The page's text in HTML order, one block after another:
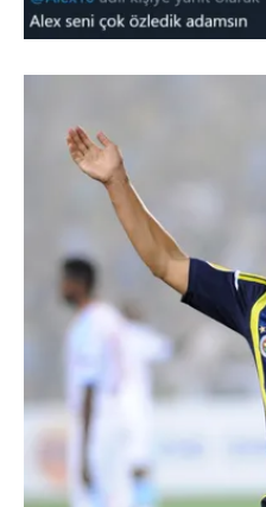
kullanılmaktadır. Diğer
kılınması ve
sınırlı olarak açık rızanız
Çerezlere ilişkin tercihlerinizi
vasıtasıyla
için Ayarlar butonuna
ziyaret
6698 sayılı Kişisel Verilerin
hazırlanmış Aydınlatma
ilgili mevzuata uygun olarak
almak için lütfen